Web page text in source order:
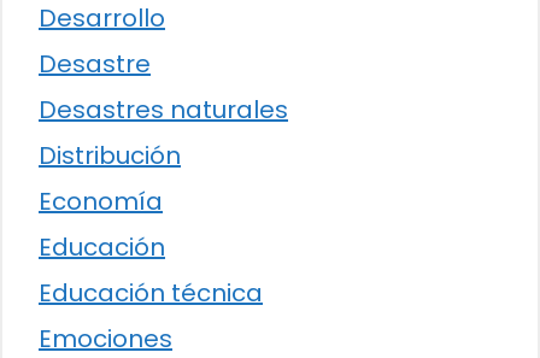
Desarrollo
Desastre
Desastres naturales
Distribución
Economía
Educación
Educación técnica
Emociones